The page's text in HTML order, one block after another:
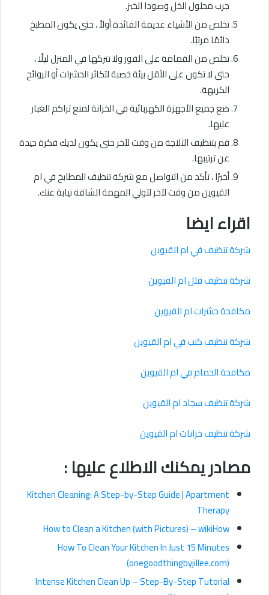
جرب محلول الخل وصودا الخبز.
تخلص من الأشياء عديمة الفائدة أولاً ، حتى يكون المطبخ
دائمًا مرتبًا.
تخلص من القمامة على الفور ولا تتركها في المنزل ليلًا ،
حتى لا تكون على الأقل بيئة خصبة لتكاثر الحشرات أو الروائح
الكريهة.
ضع جميع الأجهزة الكهربائية في الخزانة لمنع تراكم الغبار
عليها.
قم بتنظيف الثلاجة من وقت لآخر حتى يكون لديك فكرة جيدة
عن ترتيبها.
أخيرًا ، تأكد من التواصل مع شركة تنظيف المطابخ في ام
القيوين من وقت لآخر لتولي المهمة الشاقة نيابة عنك.
اقراء ايضا
شركة تنظيف في ام القيوين
شركة تنظيف فلل ام القيوين
مكافحة حشرات ام القيوين
شركة تنظيف كنب في ام القيوين
مكافحة الحمام في ام القيوين
شركة تنظيف سجاد ام القيوين
شركة تنظيف خزانات ام القيوين
مصادر يمكنك الاطلاع عليها :
Kitchen Cleaning: A Step-by-Step Guide | Apartment
Therapy
How to Clean a Kitchen (with Pictures) – wikiHow
How To Clean Your Kitchen In Just 15 Minutes
(onegoodthingbyjillee.com)
Intense Kitchen Clean Up – Step-By-Step Tutorial